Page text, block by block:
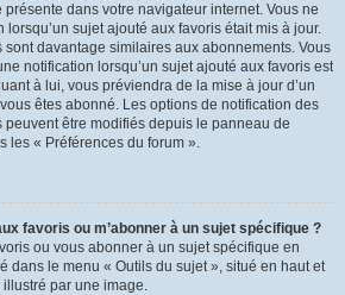
dans votre navigateur internet. Vous ne
sujet ajouté aux favoris était mis à jour.
sont davantage similaires aux abonnements. Vous
notification lorsqu’un sujet ajouté aux favoris est
à lui, vous préviendra de la mise à jour d’un
êtes abonné. Les options de notification des
peuvent être modifiés depuis le panneau de
les « Préférences du forum ».
favoris ou m’abonner à un sujet spécifique ?
ou vous abonner à un sujet spécifique en
dans le menu « Outils du sujet », situé en haut et
par une image.